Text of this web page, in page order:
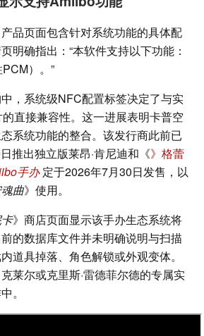
产品页面包含针对系统功能的具体配
明确指出：“本软件支持以下功能：
）。”
，系统级NFC配置标签决定了与实
直接兼容性。这一进展表明卡普空
系统功能的整合。该发行商此前已
推出独立版莱昂·肯尼迪和《》格蕾
手办定于2026年7月30日发售，以
曲》使用。
》商店页面显示该手办生态系统将
的数据库文件并未明确说明与扫描
道具掉落、角色解锁或外观变体。
莱尔或克里斯·雷德菲尔德的专属实
。